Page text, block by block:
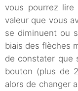
vous pourrez
valeur que vous
se diminuent ou
biais des flèches
de constater que
bouton (plus de
alors de changer